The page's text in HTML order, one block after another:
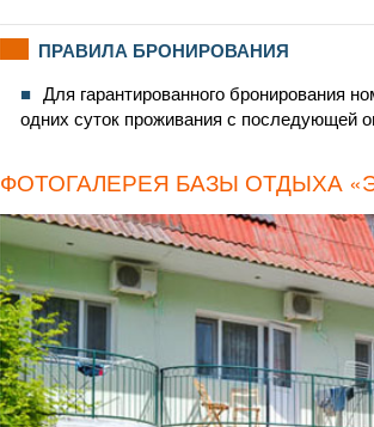
ПРАВИЛА БРОНИРОВАНИЯ
Для гарантированного бронирования
одних суток проживания с последующей
ФОТОГАЛЕРЕЯ БАЗЫ ОТДЫХА